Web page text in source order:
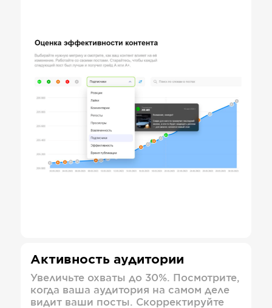
Активность аудитории
Увеличьте охваты до 30%. Посмотрите,
когда ваша аудитория на самом деле
видит ваши посты. Скорректируйте